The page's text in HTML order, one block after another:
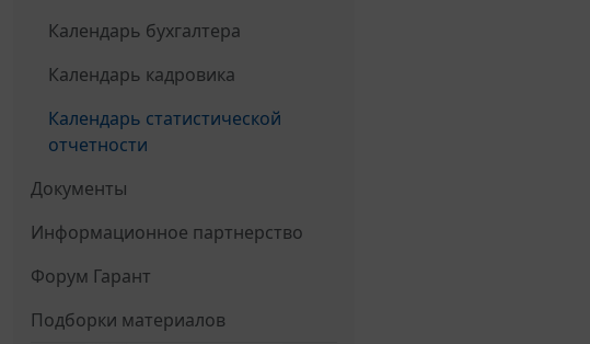
Календарь бухгалтера
Календарь кадровика
Календарь статистической
отчетности
Документы
Информационное партнерство
Форум Гарант
Подборки материалов